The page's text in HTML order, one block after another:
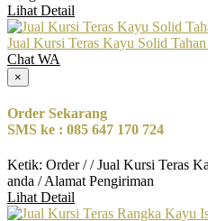
Lihat Detail
Jual Kursi Teras Kayu Solid Tahan
Chat WA
×
Order Sekarang
SMS ke : 085 647 170 724
Ketik: Order / / Jual Kursi Teras
anda / Alamat Pengiriman
Lihat Detail